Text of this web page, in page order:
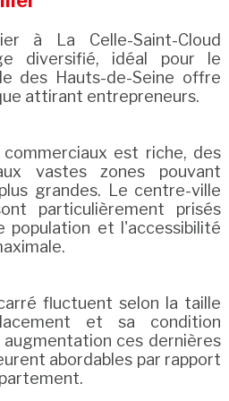
à La Celle-Saint-Cloud
diversifié, idéal pour le
des Hauts-de-Seine offre
attirant entrepreneurs.
est riche, des
vastes zones pouvant
grandes. Le centre-ville
particulièrement prisés
population et l'accessibilité
fluctuent selon la taille
et sa condition
ces dernières
abordables par rapport